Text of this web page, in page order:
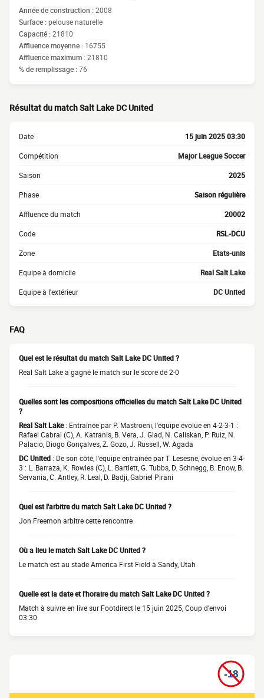
Année de construction :2008
Surface :pelouse naturelle
Capacité :21810
Affluence moyenne : 16755
Affluence maximum :21810
% de remplissage :76
Résultat du match Salt Lake DC United
Date 15 juin 2025 03:30
Compétition Major League Soccer
Saison 2025
Phase Saison régulière
Affluence du match 20002
Code RSL-DCU
Zone Etats-unis
Equipe à domicile Real Salt Lake
Equipe à l'extérieur DC United
FAQ
Quel est le résultat du match Salt Lake DC United ?
Real Salt Lake a gagné le match sur le score de 2-0
Quelles sont les compositions officielles du match Salt Lake DC United
?
Real Salt Lake: Entraînée par P. Mastroeni, l'équipe évolue en 4-2-3-1 :
Rafael Cabral (C), A. Katranis, B. Vera, J. Glad, N. Caliskan, P. Ruiz, N.
Palacio, Diogo Gonçalves, Z. Gozo, J. Russell, W. Agada
DC United : De son côté, l'équipe entraînée par T. Lesesne, évolue en 3-4-
3 : L. Barraza, K. Rowles (C), L. Bartlett, G. Tubbs, D. Schnegg, B. Enow, B.
Servania, C. Antley, R. Leal, D. Badji, Gabriel Pirani
Quel est l'arbitre du match Salt Lake DC United ?
Jon Freemon arbitre cette rencontre
Où a lieu le match Salt Lake DC United ?
Le match est au stade America First Field à Sandy, Utah
Quelle est la date et l'horaire du match Salt Lake DC United ?
Match à suivre en live sur Footdirect le 15 juin 2025, Coup d'envoi
03:30